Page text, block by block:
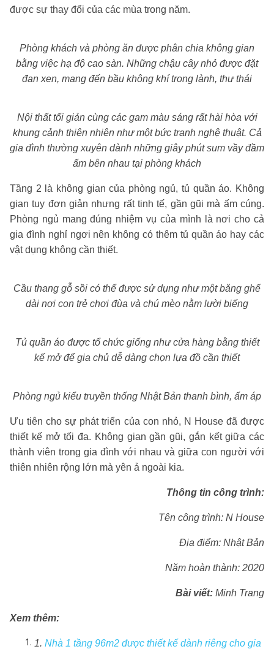
được sự thay đổi của các mùa trong năm.
Phòng khách và phòng ăn được phân chia không gian
bằng việc hạ độ cao sàn. Những chậu cây nhỏ được đặt
đan xen, mang đến bầu không khí trong lành, thư thái
Nội thất tối giản cùng các gam màu sáng rất hài hòa với
khung cảnh thiên nhiên như một bức tranh nghệ thuật. Cả
gia đình thường xuyên dành những giây phút sum vầy đầm
ấm bên nhau tại phòng khách
Tầng 2 là không gian của phòng ngủ, tủ quần áo. Không
gian tuy đơn giản nhưng rất tinh tế, gần gũi mà ấm cúng.
Phòng ngủ mang đúng nhiệm vụ của mình là nơi cho cả
gia đình nghỉ ngơi nên không có thêm tủ quần áo hay các
vật dụng không cần thiết.
Cầu thang gỗ sồi có thể được sử dụng như một băng ghế
dài nơi con trẻ chơi đùa và chú mèo nằm lười biếng
Tủ quần áo được tổ chức giống như cửa hàng bằng thiết
kế mở để gia chủ dễ dàng chọn lựa đồ cần thiết
Phòng ngủ kiểu truyền thống Nhật Bản thanh bình, ấm áp
Ưu tiên cho sự phát triển của con nhỏ, N House đã được
thiết kế mở tối đa. Không gian gần gũi, gắn kết giữa các
thành viên trong gia đình với nhau và giữa con người với
thiên nhiên rộng lớn mà yên ả ngoài kia.
Thông tin công trình:
Tên công trình: N House
Địa điểm: Nhật Bản
Năm hoàn thành: 2020
Bài viết: Minh Trang
Xem thêm:
1. Nhà 1 tầng 96m2 được thiết kế dành riêng cho gia